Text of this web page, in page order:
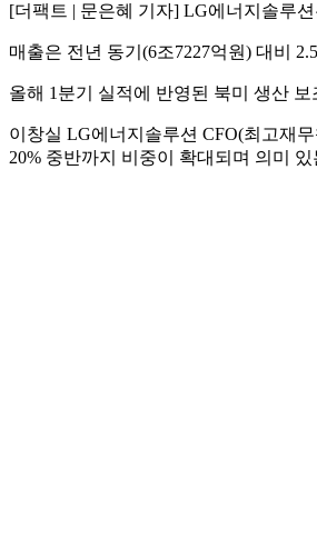
[더팩트 | 문은혜 기자] LG에너지솔루
매출은 전년 동기(6조7227억원) 대비
올해 1분기 실적에 반영된 북미 생산
이창실 LG에너지솔루션 CFO(최고재
20% 중반까지 비중이 확대되며 의미